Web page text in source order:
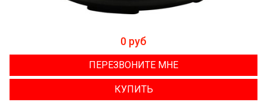
0 руб
ПЕРЕЗВОНИТЕ МНЕ
КУПИТЬ